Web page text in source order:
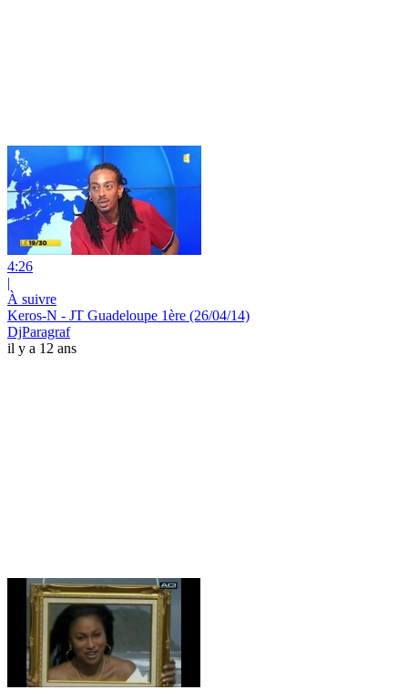
4:26
|
À suivre
Keros-N - JT Guadeloupe 1ère (26/04/14)
DjParagraf
il y a 12 ans